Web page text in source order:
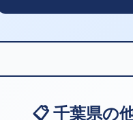
📋 千葉県の